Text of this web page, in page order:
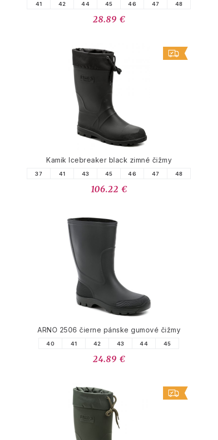
41 42 44 45 46 47 48
28.89 €
Kamik Icebreaker black zimné čižmy
37 41 43 45 46 47 48
106.22 €
ARNO 2506 čierne pánske gumové čižmy
40 41 42 43 44 45
24.89 €